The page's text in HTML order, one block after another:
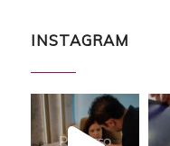
INSTAGRAM